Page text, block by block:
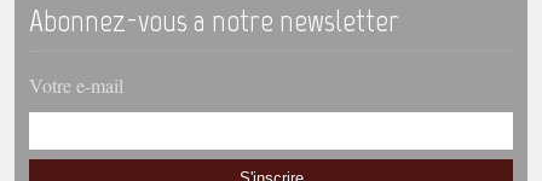
Abonnez-vous a notre newsletter
Votre e-mail